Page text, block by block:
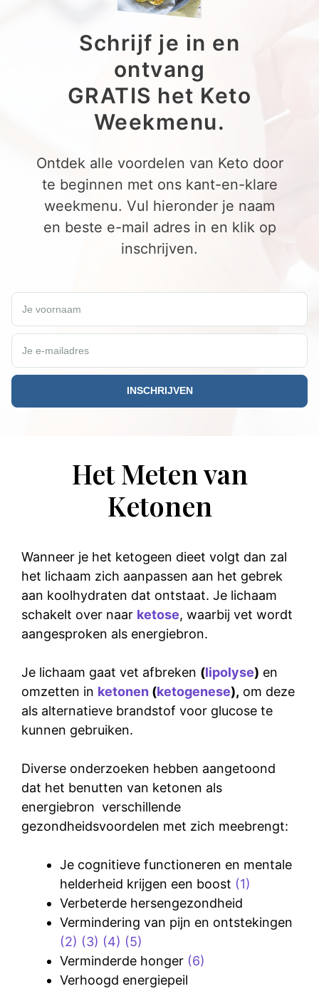
Schrijf je in en
ontvang
GRATIS het Keto
Weekmenu.
Ontdek alle voordelen van Keto door
te beginnen met ons kant-en-klare
weekmenu. Vul hieronder je naam
en beste e-mail adres in en klik op
inschrijven.
Schrijf je in en ontvang een GRATIS Keto Weekmenu.
Je voornaam
Je e-mailadres
Het Meten van
Ketonen
Wanneer je het ketogeen dieet volgt dan zal
het lichaam zich aanpassen aan het gebrek
aan koolhydraten dat ontstaat. Je lichaam
schakelt over naar ketose, waarbij vet wordt
aangesproken als energiebron.
Je lichaam gaat vet afbreken (lipolyse) en
omzetten in ketonen (ketogenese), om deze
als alternatieve brandstof voor glucose te
kunnen gebruiken.
Diverse onderzoeken hebben aangetoond
dat het benutten van ketonen als
energiebron verschillende
gezondheidsvoordelen met zich meebrengt:
Je cognitieve functioneren en mentale
helderheid krijgen een boost (1)
Verbeterde hersengezondheid
Vermindering van pijn en ontstekingen
(2) (3) (4) (5)
Verminderde honger (6)
Verhoogd energiepeil